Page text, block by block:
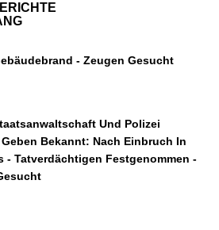
- Zeugen Gesucht
Und Polizei
Bekannt: Nach Einbruch In
- Tatverdächtigen Festgenommen -